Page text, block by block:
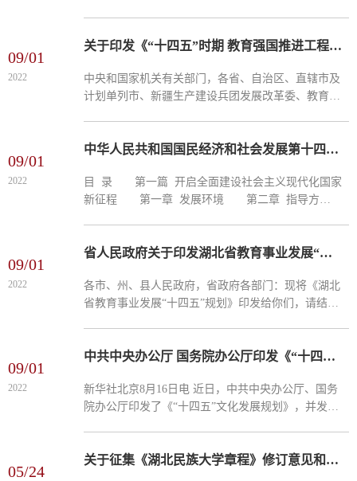
要内容如下。坚...
09/01
2022
关于印发《“十四五”时期 教育强国推进工程实施方案》的通知（发改社会〔2021〕67...
中央和国家机关有关部门，各省、自治区、直辖市及
计划单列市、新疆生产建设兵团发展改革委、教育厅
中、四中、五中全会精神，...
09/01
2022
中华人民共和国国民经济和社会发展第十四个五年规划和2035年远景目标纲要
目 录 第一篇 开启全面建设社会主义现代化国家
新征程 第一章 发展环境 第二章 指导方
技力量 ...
09/01
2022
省人民政府关于印发湖北省教育事业发展“十四五”规划的通知
各市、州、县人民政府，省政府各部门：现将《湖北
省教育事业发展“十四五”规划》印发给你们，请结合
程（一）...
09/01
2022
中共中央办公厅 国务院办公厅印发《“十四五”文化发展规划》
新华社北京8月16日电 近日，中共中央办公厅、国务
院办公厅印发了《“十四五”文化发展规划》，并发出
家和民族之...
05/24
关于征集《湖北民族大学章程》修订意见和建议的通告